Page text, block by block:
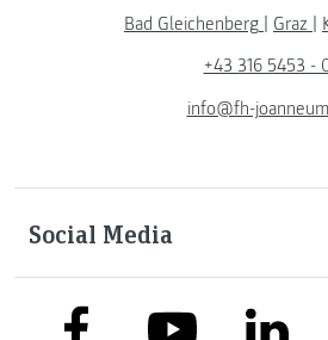
Bad Gleichenberg | Graz |
+43 316 5453 -
info@fh-
Social Media
link to facebooklink to youtubelink